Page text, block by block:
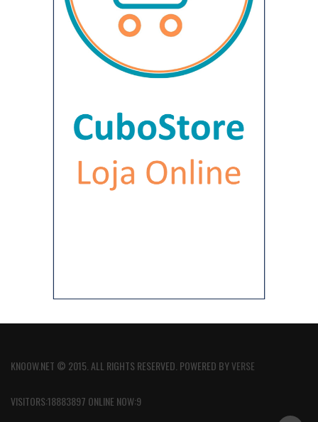
KNOOW.NET © 2015. ALL RIGHTS RESERVED. POWERED BYVERSE
VISITORS:18883897 ONLINE NOW:9